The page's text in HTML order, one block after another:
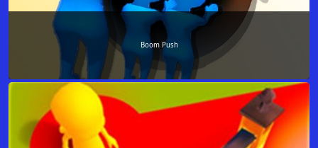
Boom Push